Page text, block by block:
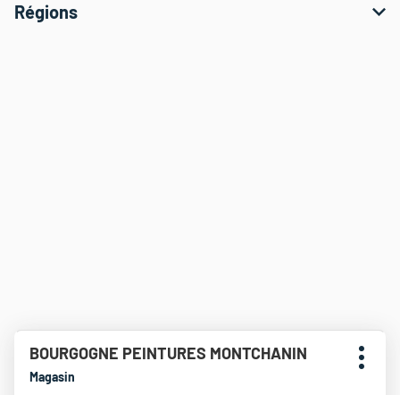
Régions
surPoint
de
BOURGOGNE PEINTURES MONTCHANIN
Magasin
Plus